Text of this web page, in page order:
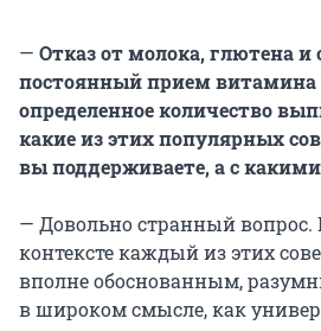
— Отказ от молока, глютена и
постоянный прием витамина
определенное количество
какие из этих популярных
вы поддерживаете, а с
— Довольно странный вопрос.
контексте каждый из этих
вполне обоснованным,
в широком смысле, как